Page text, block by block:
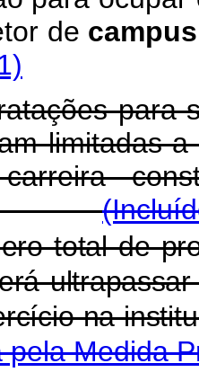
de campus
para
limitadas
total de
Medida